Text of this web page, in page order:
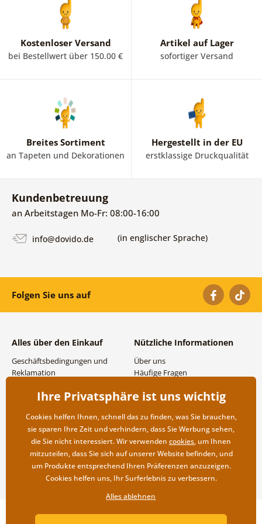
Kostenloser Versand
bei Bestellwert über 150.00 €
Artikel auf Lager
sofortiger Versand
Breites Sortiment
an Tapeten und Dekorationen
Hergestellt in der EU
erstklassige Druckqualität
Kundenbetreuung
an Arbeitstagen Mo-Fr: 08:00-16:00
info@dovido.de (in englischer Sprache)
Folgen Sie uns auf
Alles über den Einkauf
Geschäftsbedingungen und
Reklamation
Versand- und
Rücksendung der Ware
Nützliche Informationen
Über uns
Häufige Fragen
Großhandel und
Copyright ©2019 © Dovido.at.
Ihre Privatsphäre ist uns wichtig
Cookies helfen Ihnen, schnell das zu finden, was Sie brauchen,
sie sparen Ihre Zeit und verhindern, dass Sie Werbung sehen,
die Sie nicht interessiert. Wir verwenden cookies, um Ihnen
mitzuteilen, dass Sie sich auf unserer Website befinden, und
um Produkte entsprechend Ihren Präferenzen anzuzeigen.
Cookies helfen uns, Ihr Surferlebnis zu verbessern.
Alles ablehnen